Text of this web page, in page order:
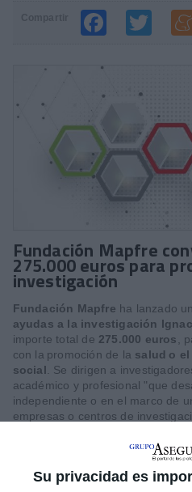
Su privacidad es
Fundación Mapfre
275.000 euros para
investigación
Fundación Mapfre ha lanzado
ayudas a la investigación
importe total de 275.000 euros ,
con la promoción de la salud o
social . Se dirigen a
académico y profesional "que
independiente o en el marco de
empresas o centros de
En concreto, las ayudas para
investigación vinculados a la
individualmente con 30.000